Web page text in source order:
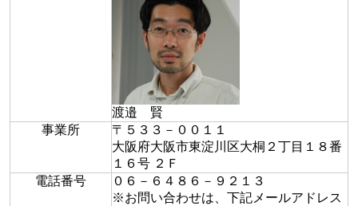
渡邉 賢
事業所
〒５３３－００１１
大阪府大阪市東淀川区大桐２丁目１８番
１６号 ２Ｆ
電話番号
０６－６４８６－９２１３
※お問い合わせは、下記メールアドレス